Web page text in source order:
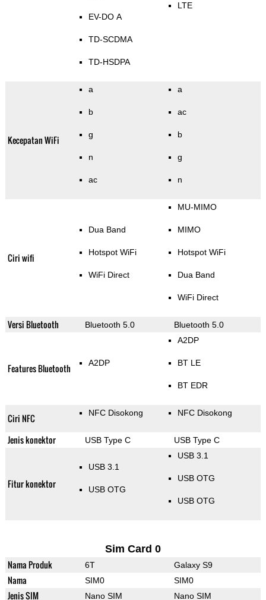
EV-DO A
TD-SCDMA
TD-HSDPA
LTE
Kecepatan WiFi
a
b
g
n
ac
a
ac
b
g
n
Ciri wifi
Dua Band
Hotspot WiFi
WiFi Direct
MU-MIMO
MIMO
Hotspot WiFi
Dua Band
WiFi Direct
Versi Bluetooth Bluetooth 5.0 Bluetooth 5.0
Features Bluetooth A2DP
A2DP
BT LE
BT EDR
Ciri NFC NFC Disokong NFC Disokong
Jenis konektor USB Type C USB Type C
Fitur konektor
USB 3.1
USB OTG
USB 3.1
USB OTG
USB OTG
Sim Card 0
Nama Produk 6T Galaxy S9
Nama SIM0 SIM0
Jenis SIM Nano SIM Nano SIM